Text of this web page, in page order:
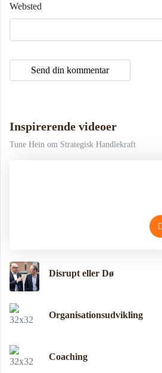
Websted
Inspirerende videoer
Tune Hein om Strategisk Handlekraft
Disrupt eller Dø
Organisationsudvikling
Coaching